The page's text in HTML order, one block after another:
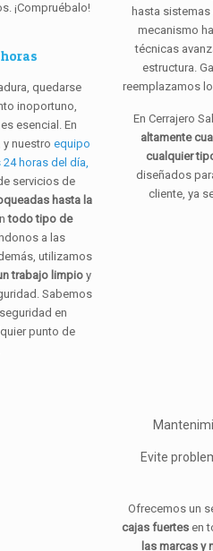
¡Compruébalo!
quedarse
inoportuno,
esencial. En
nuestro equipo
horas del día,
servicios de
hasta la
todo tipo de
a las
utilizamos
trabajo limpioy
Sabemos
en
punto de
hasta
mecanismo
técnicas
estructura.
reemplazamos
En Cerrajero
altamente
cualquier
diseñados
cliente, ya
Evite
Ofrecemos un
cajas fuertesen
las marcas y